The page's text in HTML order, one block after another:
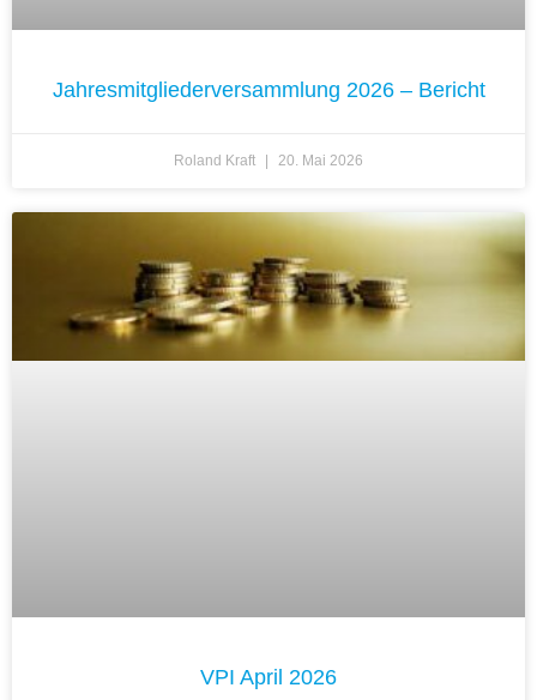
Jahresmitgliederversammlung 2026 – Bericht
Roland Kraft 20. Mai 2026
VPI April 2026